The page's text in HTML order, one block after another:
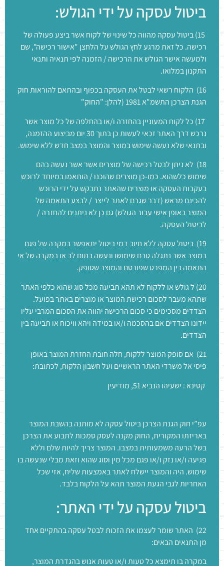
ביטול עסקה על ידי הגולש:
15) ביטול עסקה מהווה כל שינוי של לקוח אשר ביצע פעולה של
רכישה. כל זאת מרגע לחץ הגולש על הלחצן "אישור רכישה", שם
ולמעשה אישר הגולש את הרכישה / הזמנה לפי תנאיה ותנאי
התקנון במלואו.
16) הלקוח רשאי לבטל את העסקה בכפוף ובהתאם להוראות חוק
הגנת הצרכן התשמ"א 1981 (להלן: "החוק"
17) כל לקוח המעוניין בהחזרה ו/או בהחלפה של כל מוצר אשר
נרכש דרך האתר זכאי לעשות כן בתוך 30 יום מביצוע ההזמנה,
ובתנאי שלא נעשה שימוש במוצר והמוצר במצב חדש ללא שימוש.
18) לא ניתן לבטל רכישה של מוצרים אשר אשר נעשה בהם
שימוש כלשהוא. כמו-כן מוצרים שהוכנו / הותאמו במיוחד לרוכש
בעקבות העסקה או מוצרים שהאתר נתבקש על ידי הרוכש
להכינם מראש (דבר שגרם לאתר לייצר / לבצע התאמה של
המוצר באופן אישי עבור הגולש) גם כן לא ניתנים להחזרה /
לביטול העסקה.
19) ביטול עסקה ללא חיוב דמי ביטול יתאפשר במקרה של פגם
במוצר אשר נתגלה טרם שימושו ונעשה בתום לב או במקרה של אי
התאמה בין המפרט שפורסם והמוצר שסופק.
20) ל גולש או ללקוח לא תהא תביעה מכל סוג שהוא כלפי האתר
שתהא מעבר לסכום רכישת המוצר או מוצרים באתר בפועל.
הצדדים מסכימים כי סכום הרכישה יהווה את הסכום המרבי עליו
יידונו הצדדים אם בהסכמה ו/או במידה ויהא וויכוח או תביעה בין
הצדדים.
21) אם סופק המוצר ללקוח, חלה חובת החזרת המוצר באופן
פיסי אל משרדי האתר הראשיים ועל חשבון הלקוח, לכתובת:
קטינא : ישעיהו הנביא 51, מודיעין
עפ”י חוק הגנת הצרכן ביטול עסקה לא מותנה בהשבת המוצר
באריזתו המקורית, החוק מקנה לעסק סמכות לתבוע את הצרכן
בשל הרעה משמעותית במצבו. המוצר צריך להיות שלם וללא
פגיעה ו/או נזק ו/או פגם מכל מין וסוג שהוא וזאת מבלי שנעשה בו
שימוש. היה והמוצר יישלח לאתר באמצעות שליח, אזי שכל
האחריות לגבי הגעת המוצר תהא על הלקוח בלבד.
ביטול עסקה על ידי האתר:
22) האתר שומר לעצמו את הזכות לבטל עסקה בהתקיים אחד
מן התנאים הבאים:
במקרה בו תימצא כל טעות ו/או טעות אנוש בהגדרת המוצר,